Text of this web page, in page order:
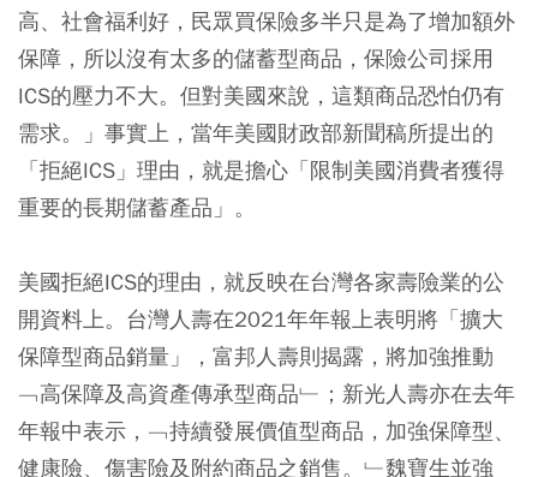
高、社會福利好，民眾買保險多半只是為了增加額外
保障，所以沒有太多的儲蓄型商品，保險公司採用
ICS的壓力不大。但對美國來說，這類商品恐怕仍有
需求。」事實上，當年美國財政部新聞稿所提出的
「拒絕ICS」理由，就是擔心「限制美國消費者獲得
重要的長期儲蓄產品」。
美國拒絕ICS的理由，就反映在台灣各家壽險業的公
開資料上。台灣人壽在2021年年報上表明將「擴大
保障型商品銷量」，富邦人壽則揭露，將加強推動
﹁高保障及高資產傳承型商品﹂；新光人壽亦在去年
年報中表示，﹁持續發展價值型商品，加強保障型、
健康險、傷害險及附約商品之銷售。﹂魏寶生並強